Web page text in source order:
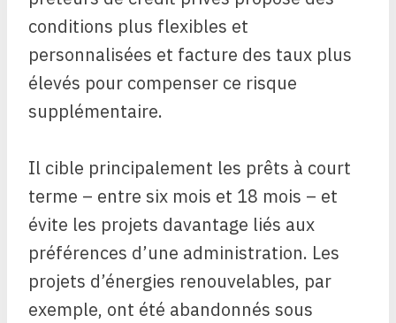
conditions plus flexibles et
personnalisées et facture des taux plus
élevés pour compenser ce risque
supplémentaire.
Il cible principalement les prêts à court
terme – entre six mois et 18 mois – et
évite les projets davantage liés aux
préférences d’une administration. Les
projets d’énergies renouvelables, par
exemple, ont été abandonnés sous